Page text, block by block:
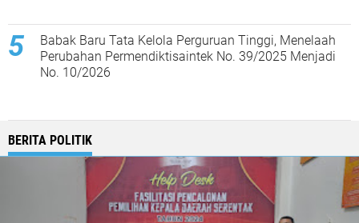
Babak Baru Tata Kelola Perguruan Tinggi, Menelaah
Perubahan Permendiktisaintek No. 39/2025 Menjadi
No. 10/2026
BERITA POLITIK